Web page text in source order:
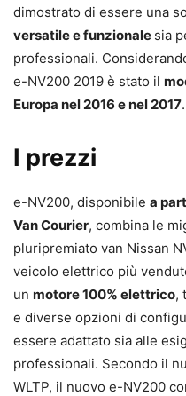
dimostrato di essere una
versatile e funzionale sia
professionali.
e-NV200 2019 è stato il
Europa nel 2016 e nel 2017.
I prezzi
e-NV200, disponibile a
Van Courier, combina le
pluripremiato van Nissan
veicolo elettrico più
un motore 100% elettrico,
e diverse opzioni di
essere adattato sia alle
professionali. Secondo il
WLTP, il nuovo e-NV200